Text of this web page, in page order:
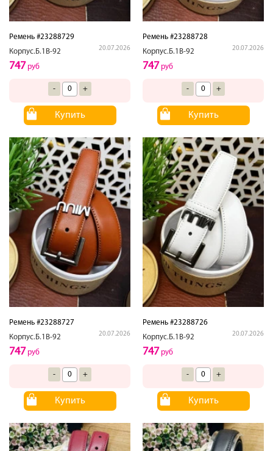
Ремень #23288729
Корпус.Б.1В-92
20.07.2026
747 руб
- +
Купить
Ремень #23288728
Корпус.Б.1В-92
20.07.2026
747 руб
- +
Купить
Ремень #23288727
Корпус.Б.1В-92
20.07.2026
747 руб
- +
Купить
Ремень #23288726
Корпус.Б.1В-92
20.07.2026
747 руб
- +
Купить